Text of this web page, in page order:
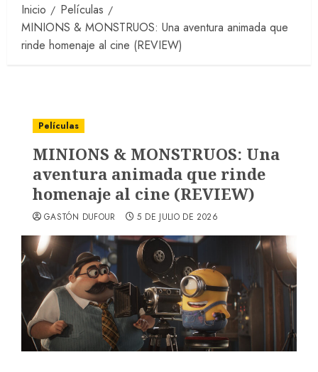
Inicio
Películas
MINIONS & MONSTRUOS: Una aventura animada que
rinde homenaje al cine (REVIEW)
Películas
MINIONS & MONSTRUOS: Una
aventura animada que rinde
homenaje al cine (REVIEW)
GASTÓN DUFOUR 5 DE JULIO DE 2026